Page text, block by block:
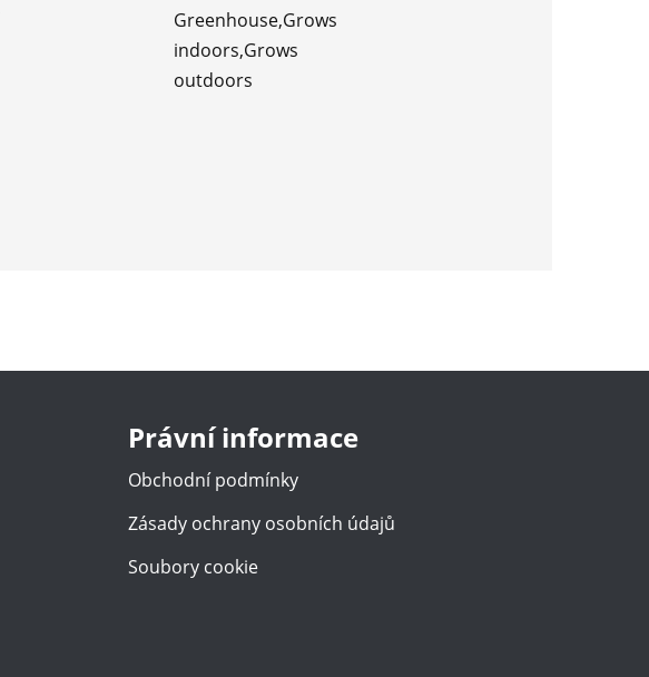
Greenhouse,Grows
indoors,Grows
outdoors
Právní informace
Obchodní podmínky
Zásady ochrany osobních údajů
Soubory cookie